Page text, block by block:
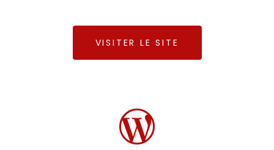
VISITER LE SITE